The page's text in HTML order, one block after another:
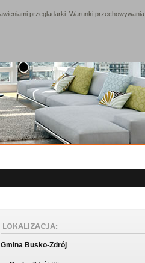
LOKALIZACJA:
Gmina Busko-Zdrój
przegladarki. Warunki